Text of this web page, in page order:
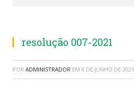
resolução 007-2021
POR ADMINISTRADOR EM 8 DE JUNHO DE 2021